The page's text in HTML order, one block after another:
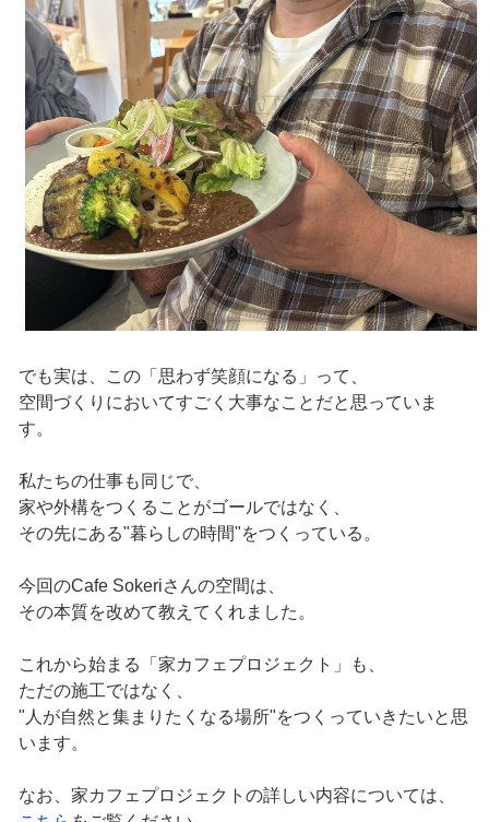
でも実は、この「思わず笑顔になる」って、
空間づくりにおいてすごく大事なことだと思っていま
す。
私たちの仕事も同じで、
家や外構をつくることがゴールではなく、
その先にある"暮らしの時間"をつくっている。
今回のCafe Sokeriさんの空間は、
その本質を改めて教えてくれました。
これから始まる「家カフェプロジェクト」も、
ただの施工ではなく、
"人が自然と集まりたくなる場所"をつくっていきたいと思
います。
なお、家カフェプロジェクトの詳しい内容については、